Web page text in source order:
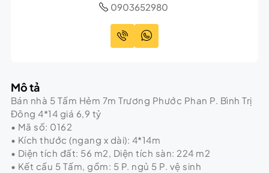
0903652980
Mô tả
Bán nhà 5 Tấm Hẻm 7m Trương Phước Phan P. Bình Trị
Đông 4*14 giá 6,9 tỷ
• Mã số: 0162
• Kích thước (ngang x dài): 4*14m
• Diện tích đất: 56 m2, Diện tích sàn: 224 m2
• Kết cấu 5 Tấm, gồm: 5 P. ngủ 5 P. vệ sinh